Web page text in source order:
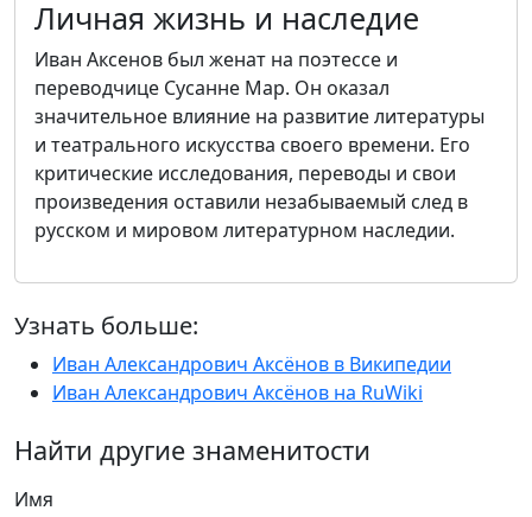
Личная жизнь и наследие
Иван Аксенов был женат на поэтессе и
переводчице Сусанне Мар. Он оказал
значительное влияние на развитие литературы
и театрального искусства своего времени. Его
критические исследования, переводы и свои
произведения оставили незабываемый след в
русском и мировом литературном наследии.
Узнать больше:
Иван Александрович Аксёнов в Википедии
Иван Александрович Аксёнов на RuWiki
Найти другие знаменитости
Имя